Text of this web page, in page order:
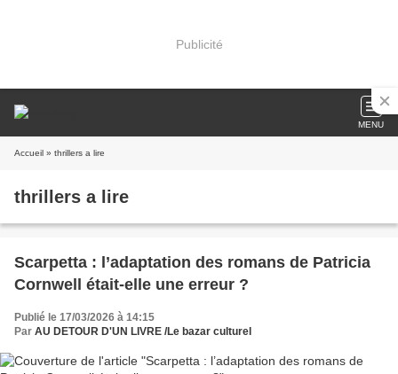
Publicité
MENU
Accueil » thrillers a lire
thrillers a lire
Scarpetta : l’adaptation des romans de Patricia
Cornwell était-elle une erreur ?
Publié le 17/03/2026 à 14:15
Par AU DETOUR D'UN LIVRE /Le bazar culturel